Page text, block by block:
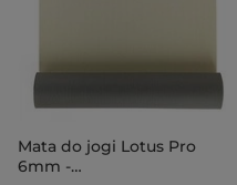
Mata do jogi Lotus Pro
6mm -